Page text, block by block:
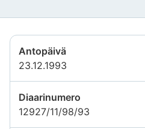
Antopäivä
23.12.1993
Diaarinumero
12927/11/98/93